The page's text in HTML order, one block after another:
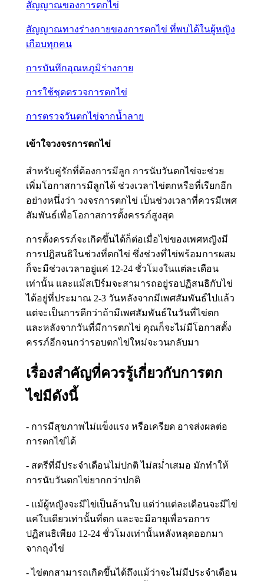
สัญญาณของการตกไข่
สัญญาณทางร่างกายของการตกไข่ ที่พบได้ในผู้หญิง
เกือบทุกคน
การบันทึกอุณหภูมิร่างกาย
การใช้ชุดตรวจการตกไข่
การตรวจวันตกไข่จากน้ำลาย
เข้าใจวงจรการตกไข่
สำหรับคู่รักที่ต้องการมีลูก การนับวันตกไข่จะช่วย
เพิ่มโอกาสการมีลูกได้ ช่วงเวลาไข่ตกหรือที่เรียกอีก
อย่างหนึ่งว่า วงจรการตกไข่ เป็นช่วงเวลาที่ควรมีเพศ
สัมพันธ์เพื่อโอกาสการตั้งครรภ์สูงสุด
การตั้งครรภ์จะเกิดขึ้นได้ก็ต่อเมื่อไข่ของเพศหญิงมี
การปฎิสนธิในช่วงที่ตกไข่ ซึ่งช่วงที่ไข่พร้อมการผสม
ก็จะมีช่วงเวลาอยู่แค่ 12-24 ชั่วโมงในแต่ละเดือน
เท่านั้น และแม้สเปิร์มจะสามารถอยู่รอปฏิสนธิกับไข่
ได้อยู่ที่ประมาณ 2-3 วันหลังจากมีเพศสัมพันธ์ไปแล้ว
แต่จะเป็นการดีกว่าถ้ามีเพศสัมพันธ์ในวันที่ไข่ตก
และหลังจากวันที่มีการตกไข่ คุณก็จะไม่มีโอกาสตั้ง
ครรภ์อีกจนกว่ารอบตกไข่ใหม่จะวนกลับมา
เรื่องสำคัญที่ควรรู้เกี่ยวกับการตก
ไข่มีดังนี้
- การมีสุขภาพไม่แข็งแรง หรือเครียด อาจส่งผลต่อ
การตกไข่ได้
- สตรีที่มีประจำเดือนไม่ปกติ ไม่สม่ำเสมอ มักทำให้
การนับวันตกไข่ยากกว่าปกติ
- แม้ผู้หญิงจะมีไข่เป็นล้านใบ แต่ว่าแต่ละเดือนจะมีไข่
แค่ใบเดียวเท่านั้นที่ตก และจะมีอายุเพื่อรอการ
ปฏิสนธิเพียง 12-24 ชั่วโมงเท่านั้นหลังหลุดออกมา
จากถุงไข่
- ไข่ตกสามารถเกิดขึ้นได้ถึงแม้ว่าจะไม่มีประจำเดือน